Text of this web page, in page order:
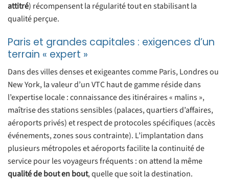
attitré) récompensent la régularité tout en stabilisant la
qualité perçue.
Paris et grandes capitales : exigences d’un
terrain « expert »
Dans des villes denses et exigeantes comme Paris, Londres ou
New York, la valeur d’un VTC haut de gamme réside dans
l’expertise locale : connaissance des itinéraires « malins »,
maîtrise des stations sensibles (palaces, quartiers d’affaires,
aéroports privés) et respect de protocoles spécifiques (accès
événements, zones sous contrainte). L’implantation dans
plusieurs métropoles et aéroports facilite la continuité de
service pour les voyageurs fréquents : on attend la même
qualité de bout en bout, quelle que soit la destination.